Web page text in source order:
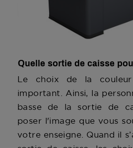
Quelle sortie de caisse
Le choix de la
important. Ainsi, la
basse de la sortie de
poser l'image que vous
votre enseigne. Quand il